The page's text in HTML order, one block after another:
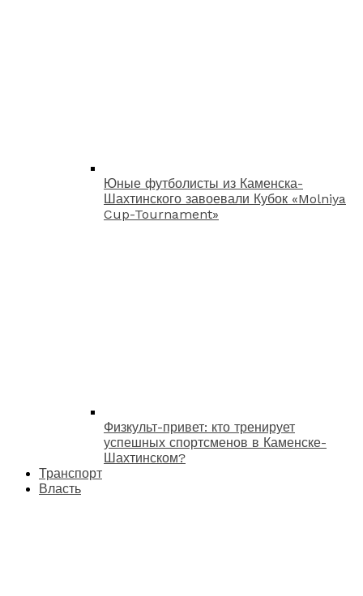
Юные футболисты из Каменска-
Шахтинского завоевали Кубок «Molniya
Cup-Tournament»
Физкульт-привет: кто тренирует
успешных спортсменов в Каменске-
Шахтинском?
Транспорт
Власть